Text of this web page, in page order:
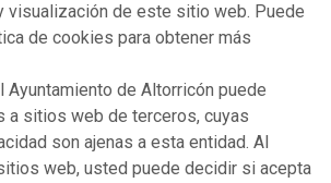
visualización de este sitio web. Puede
de cookies para obtener más
Ayuntamiento de Altorricón puede
a sitios web de terceros, cuyas
son ajenas a esta entidad. Al
web, usted puede decidir si acepta